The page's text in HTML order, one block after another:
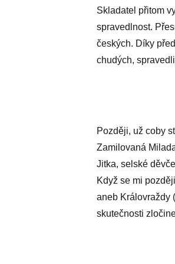
Skladatel přitom
spravedlnost.
českých. Díky
chudých,
Později, už coby
Zamilovaná
Jitka, selské
Když se mi
aneb Královraždy
skutečnosti